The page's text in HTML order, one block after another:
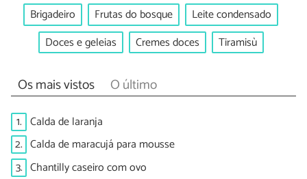
Brigadeiro Frutas do bosque
Leite condensado
Doces e geleias
Cremes doces Tiramisù
Os mais vistos O último
1. Calda de laranja
2. Calda de maracujá para mousse
3. Chantilly caseiro com ovo